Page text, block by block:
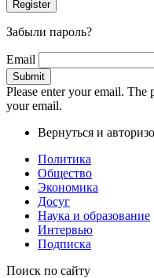
Забыли пароль?
Email
Please enter your email.
your email.
Вернуться и
Политика
Общество
Экономика
Досуг
Наука и образование
Интервью
Подписка
Поиск по сайту